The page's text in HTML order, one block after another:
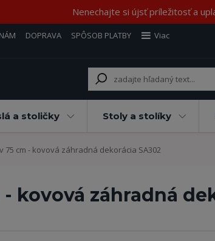
Nenechajte si újsť príležitosť a
DOPRAVA SPÔSOB PLATBY
Viac
a stoličky Stoly a stolíky
75 cm - kovová záhradná dekorácia SA302
- kovová záhradná